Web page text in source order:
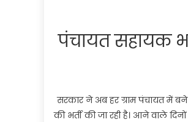
पंचायत सहायक
सरकार ने अब हर ग्राम पंचायत में
की भर्ती की जा रही है। आने वाले